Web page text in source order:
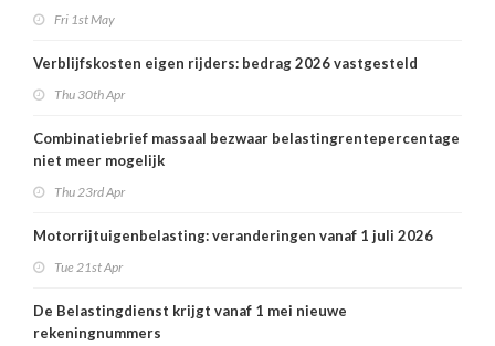
Fri 1st May
Verblijfskosten eigen rijders: bedrag 2026 vastgesteld
Thu 30th Apr
Combinatiebrief massaal bezwaar belastingrentepercentage
niet meer mogelijk
Thu 23rd Apr
Motorrijtuigenbelasting: veranderingen vanaf 1 juli 2026
Tue 21st Apr
De Belastingdienst krijgt vanaf 1 mei nieuwe
rekeningnummers